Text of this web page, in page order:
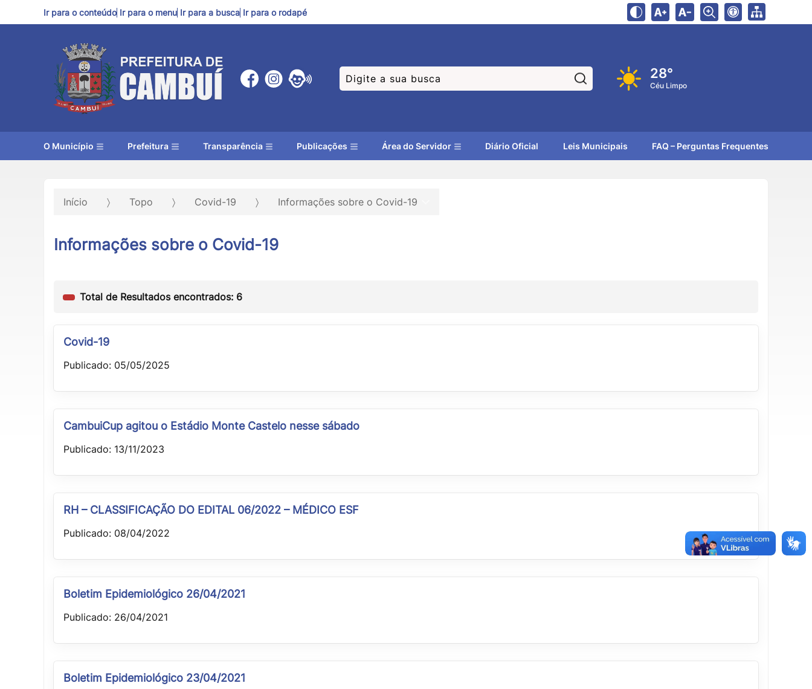
Ir para o conteúdo Ir para o menu Ir para a busca Ir para o rodapé
Pesquisar: 28°
Céu Limpo
O Município Prefeitura Transparência Publicações Área do Servidor Diário Oficial Leis Municipais FAQ – Perguntas Frequentes
Início Topo Covid-19 Informações sobre o Covid-19
Informações sobre o Covid-19
Total de Resultados encontrados: 6
Covid-19
Publicado: 05/05/2025
CambuiCup agitou o Estádio Monte Castelo nesse sábado
Publicado: 13/11/2023
RH – CLASSIFICAÇÃO DO EDITAL 06/2022 – MÉDICO ESF
Publicado: 08/04/2022
Boletim Epidemiológico 26/04/2021
Publicado: 26/04/2021
Boletim Epidemiológico 23/04/2021